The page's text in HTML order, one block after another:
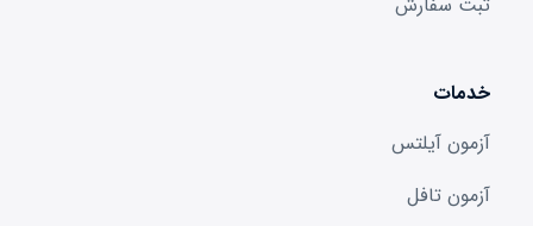
خدمات
آزمون آیلتس
آزمون تافل